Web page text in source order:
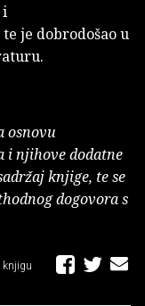
i
je dobrodošao u
osnovu
i njihove dodatne
knjige, te se
dogovora s
knjigu